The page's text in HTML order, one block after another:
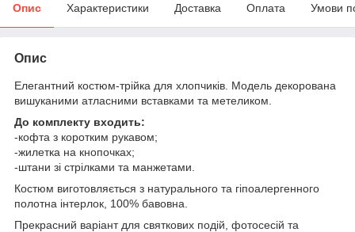
Опис Характеристики Доставка Оплата Умови
Опис
Елегантний костюм-трійка для хлопчиків. Модель декорована
вишуканими атласними вставками та метеликом.
До комплекту входить:
-кофта з коротким рукавом;
-жилетка на кнопочках;
-штани зі стрілками та манжетами.
Костюм виготовляється з натурального та гіпоалергенного
полотна інтерлок, 100% бавовна.
Прекрасний варіант для святкових подій, фотосесій та